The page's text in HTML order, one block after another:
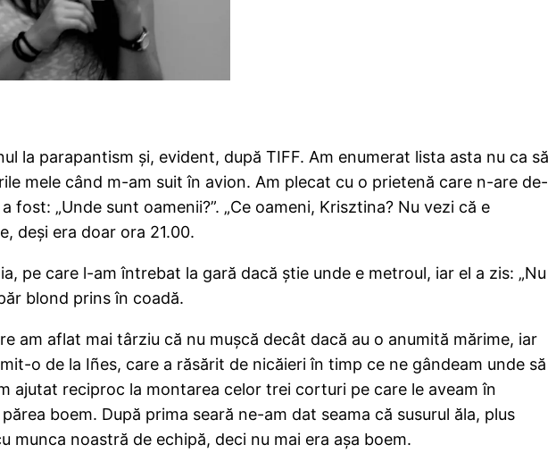
la parapantism şi, evident, după TIFF. Am enumerat lista asta nu ca să
mele când m-am suit în avion. Am plecat cu o prietenă care n-are de-
„Unde sunt oamenii?”. „Ce oameni, Krisztina? Nu vezi că e
deşi era doar ora 21.00.
pe care l-am întrebat la gară dacă ştie unde e metroul, iar el a zis: „Nu
blond prins în coadă.
am aflat mai târziu că nu muşcă decât dacă au o anumită mărime, iar
o de la Iñes, care a răsărit de nicăieri în timp ce ne gândeam unde să
ajutat reciproc la montarea celor trei corturi pe care le aveam în
boem. După prima seară ne-am dat seama că susurul ăla, plus
noastră de echipă, deci nu mai era aşa boem.